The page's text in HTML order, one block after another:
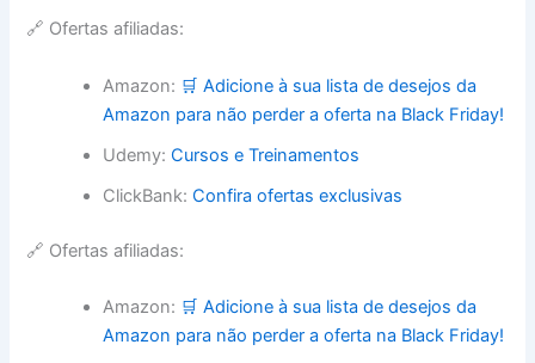
🔗 Ofertas afiliadas:
Amazon: 🛒 Adicione à sua lista de desejos da
Amazon para não perder a oferta na Black Friday!
Udemy:Cursos e Treinamentos
ClickBank:Confira ofertas exclusivas
🔗 Ofertas afiliadas:
Amazon: 🛒 Adicione à sua lista de desejos da
Amazon para não perder a oferta na Black Friday!